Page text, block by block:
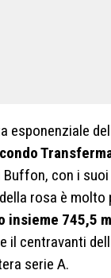
esponenziale
Buffon, con i
rosa è
insieme 745,5
il centravanti
serie A.